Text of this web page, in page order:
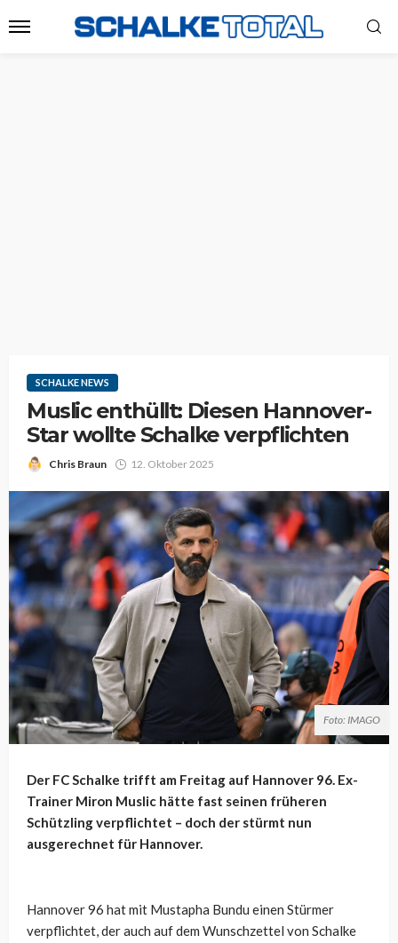
SCHALKE NEWS
Muslic enthüllt: Diesen Hannover-
Star wollte Schalke verpflichten
Chris Braun 12. Oktober 2025
Foto: IMAGO
Der FC Schalke trifft am Freitag auf Hannover 96. Ex-
Trainer Miron Muslic hätte fast seinen früheren
Schützling verpflichtet – doch der stürmt nun
ausgerechnet für Hannover.
Hannover 96 hat mit Mustapha Bundu einen Stürmer
verpflichtet, der auch auf dem Wunschzettel von Schalke